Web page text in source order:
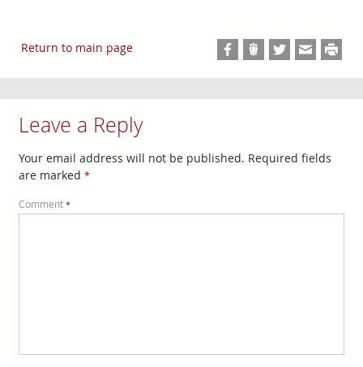
Return to main page
Leave a Reply
Your email address will not be published. Required fields
are marked *
Comment *